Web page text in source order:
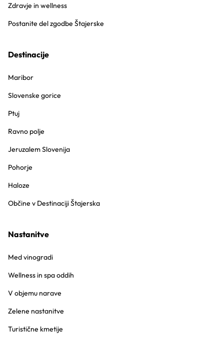
Zdravje in wellness
Postanite del zgodbe Štajerske
Destinacije
Maribor
Slovenske gorice
Ptuj
Ravno polje
Jeruzalem Slovenija
Pohorje
Haloze
Občine v Destinaciji Štajerska
Nastanitve
Med vinogradi
Wellness in spa oddih
V objemu narave
Zelene nastanitve
Turistične kmetije